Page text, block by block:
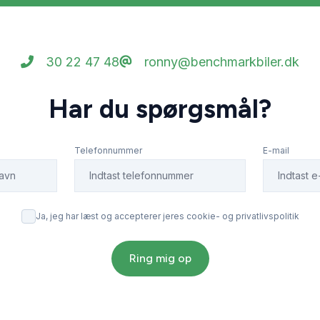
30 22 47 48 ronny@benchmarkbiler.dk
Har du spørgsmål?
Telefonnummer E-mail
Ja, jeg har læst og accepterer jeres cookie- og privatlivspolitik
Ring mig op